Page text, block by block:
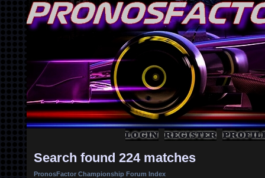
Search found 224 matches
PronosFactor Championship Forum Index